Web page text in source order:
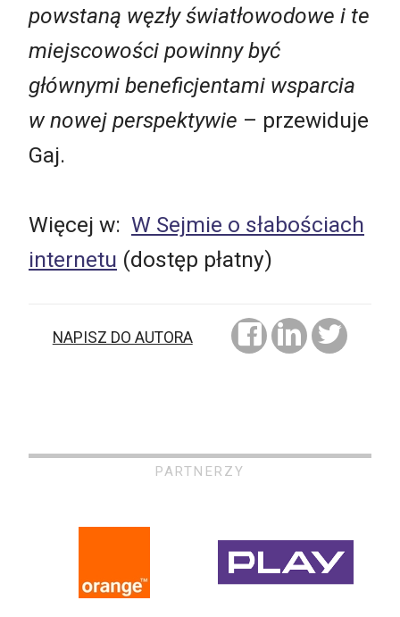
powstaną węzły światłowodowe i te
miejscowości powinny być
głównymi beneficjentami wsparcia
w nowej perspektywie – przewiduje
Gaj.
Więcej w: W Sejmie o słabościach
internetu (dostęp płatny)
NAPISZ DO AUTORA
PARTNERZY